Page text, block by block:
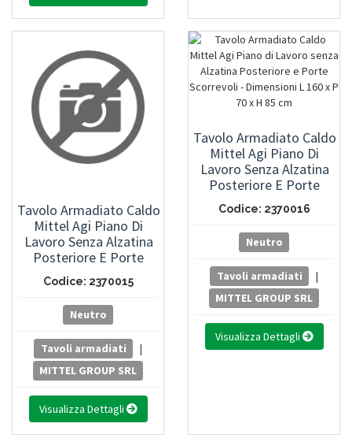
Tavolo Armadiato Caldo
Mittel Agi Piano Di
Lavoro Senza Alzatina
Posteriore E Porte
Scorrevoli - Dimensioni
L 150 X P 70 X H 85 Cm
Codice: 2370015
Neutro
Tavoli armadiati
|
MITTEL GROUP SRL
Visualizza Dettagli
Tavolo Armadiato Caldo
Mittel Agi Piano Di
Lavoro Senza Alzatina
Posteriore E Porte
Scorrevoli - Dimensioni
L 160 X P 70 X H 85 Cm
Codice: 2370016
Neutro
Tavoli armadiati
|
MITTEL GROUP SRL
Visualizza Dettagli